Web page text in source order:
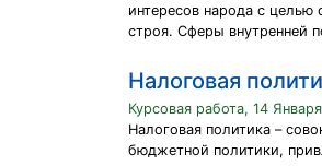
интересов народа с
строя. Сферы внутренней
Налоговая
Курсовая работа, 14
Налоговая политика –
бюджетной политики,